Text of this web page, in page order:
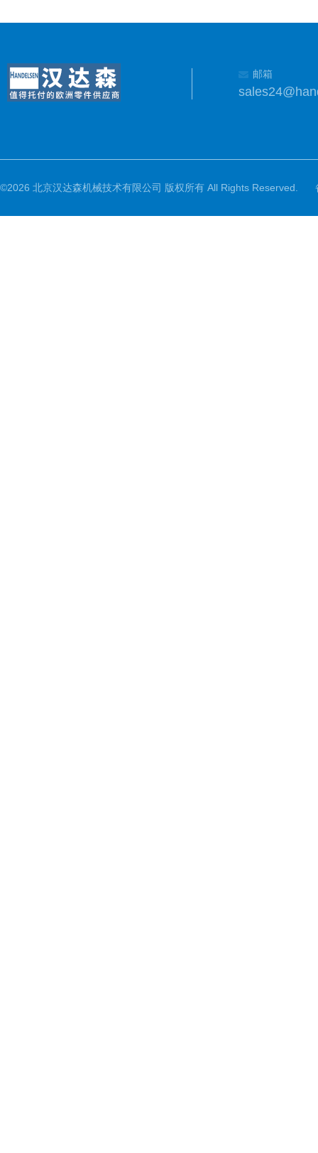
邮箱
©2026 北京汉达森机械技术有限公司 版权所有 All Rights Reserved.